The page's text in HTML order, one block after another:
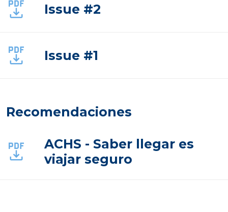
Issue #2
Issue #1
Recomendaciones
ACHS - Saber llegar es
viajar seguro